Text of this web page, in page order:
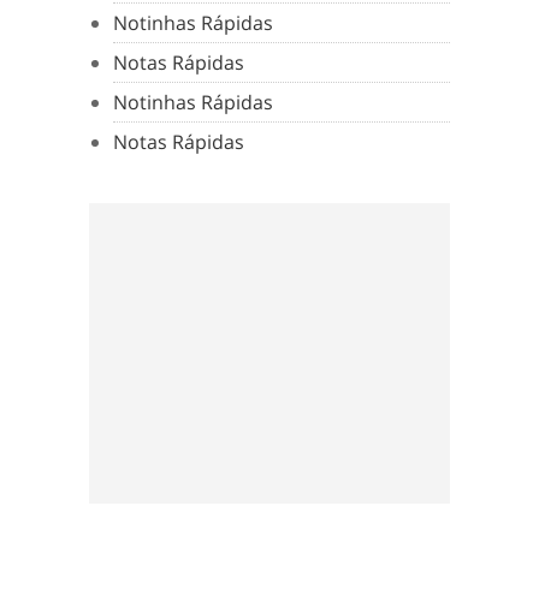
Notinhas Rápidas
Notas Rápidas
Notinhas Rápidas
Notas Rápidas